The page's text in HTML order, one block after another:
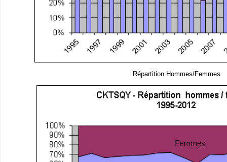
Répartition Hommes/Femmes